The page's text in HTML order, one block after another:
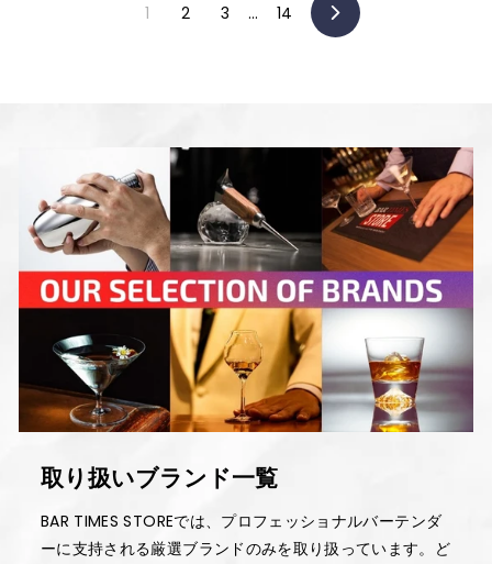
1 2 3 … 14
次
へ
取り扱いブランド一覧
BAR TIMES STOREでは、プロフェッショナルバーテンダ
ーに支持される厳選ブランドのみを取り扱っています。ど